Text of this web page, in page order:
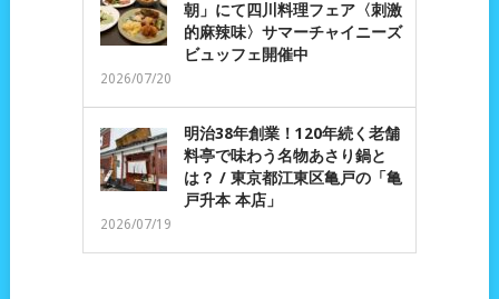
朝」にて四川料理フェア〈刺激
的麻辣味〉サマーチャイニーズ
ビュッフェ開催中
2026/07/20
明治38年創業！120年続く老舗
料亭で味わう名物あさり鍋と
は？ / 東京都江東区亀戸の「亀
戸升本 本店」
2026/07/19